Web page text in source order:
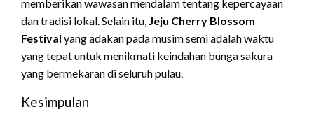
memberikan wawasan mendalam tentang kepercayaan
dan tradisi lokal. Selain itu, Jeju Cherry Blossom
Festival yang adakan pada musim semi adalah waktu
yang tepat untuk menikmati keindahan bunga sakura
yang bermekaran di seluruh pulau.
Kesimpulan